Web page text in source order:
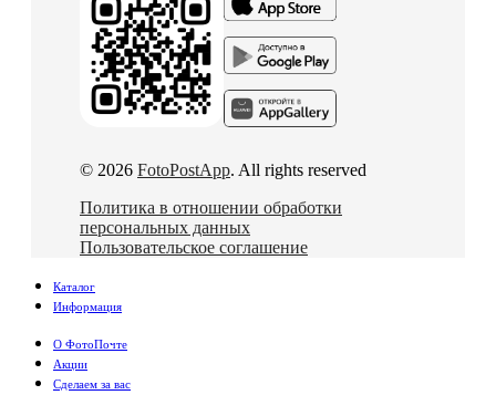
© 2026 FotoPostApp. All rights reserved
Политика в отношении обработки
персональных данных
Пользовательское соглашение
Каталог
Информация
О ФотоПочте
Акции
Сделаем за вас